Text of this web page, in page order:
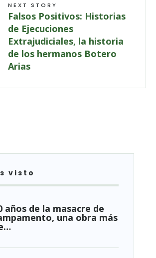
NEXT STORY
Falsos Positivos: Historias
de Ejecuciones
Extrajudiciales, la historia
de los hermanos Botero
Arias
visto
años de la masacre de
una obra más